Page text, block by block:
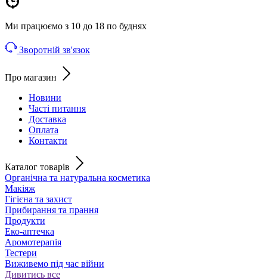
Ми працюємо з 10 до 18 по буднях
Зворотній зв'язок
Про магазин
Новини
Часті питання
Доставка
Оплата
Контакти
Каталог товарів
Органічна та натуральна косметика
Макіяж
Гігієна та захист
Прибирання та прання
Продукти
Еко-аптечка
Аромотерапія
Тестери
Виживемо під час війни
Дивитись все